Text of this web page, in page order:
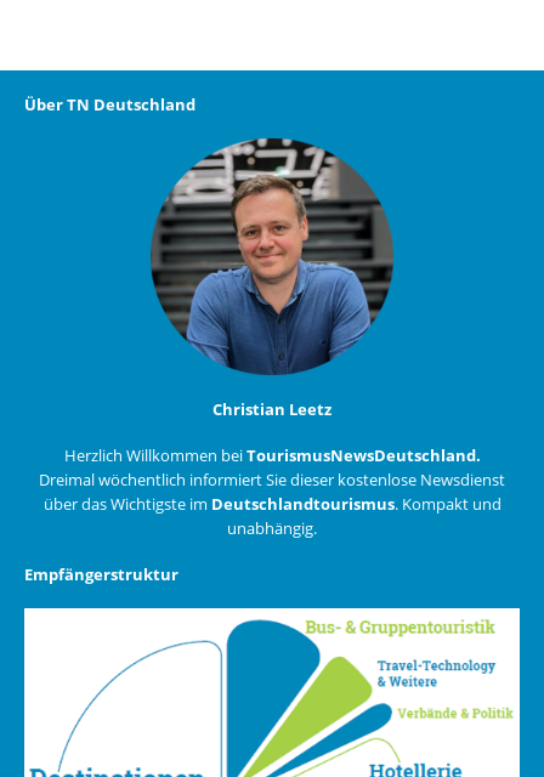
Über TN Deutschland
Christian Leetz
Herzlich Willkommen beiTourismusNewsDeutschland.
Dreimal wöchentlich informiert Sie dieser kostenlose Newsdienst
über das Wichtigste im Deutschlandtourismus. Kompakt und
unabhängig.
Empfängerstruktur